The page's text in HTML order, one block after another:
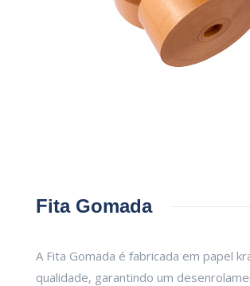
Fita Gomada
A Fita Gomada é fabricada em papel
qualidade, garantindo um